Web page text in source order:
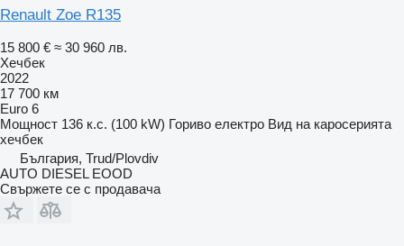
Renault Zoe R135
15 800 € ≈ 30 960 лв.
Хечбек
2022
17 700 км
Euro 6
Мощност 136 к.с. (100 kW) Гориво електро Вид на каросерията
хечбек
България, Trud/Plovdiv
AUTO DIESEL EOOD
Свържете се с продавача